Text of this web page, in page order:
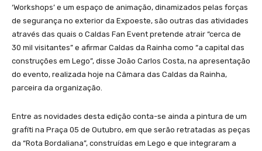
‘Workshops’ e um espaço de animação, dinamizados pelas forças
de segurança no exterior da Expoeste, são outras das atividades
através das quais o Caldas Fan Event pretende atrair “cerca de
30 mil visitantes” e afirmar Caldas da Rainha como “a capital das
construções em Lego”, disse João Carlos Costa, na apresentação
do evento, realizada hoje na Câmara das Caldas da Rainha,
parceira da organização.
Entre as novidades desta edição conta-se ainda a pintura de um
grafíti na Praça 05 de Outubro, em que serão retratadas as peças
da “Rota Bordaliana”, construídas em Lego e que integraram a